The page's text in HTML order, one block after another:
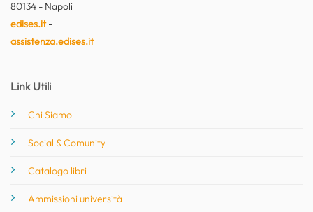
80134 - Napoli
edises.it-
assistenza.edises.it
Link Utili
Chi Siamo
Social & Comunity
Catalogo libri
Ammissioni università